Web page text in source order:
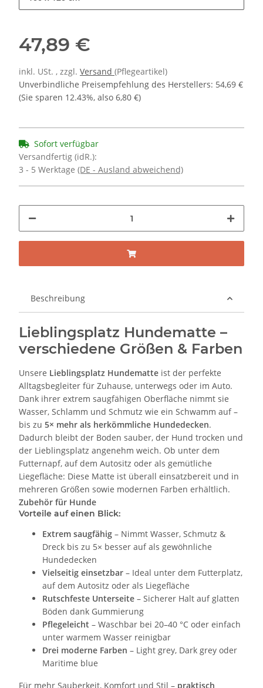
47,89 €
inkl. USt. , zzgl. Versand (Pflegeartikel)
Unverbindliche Preisempfehlung des Herstellers: 54,69 €
(Sie sparen 12.43%, also 6,80 €)
Sofort verfügbar
Versandfertig (idR.):
3 - 5 Werktage (DE - Ausland abweichend)
Beschreibung
Lieblingsplatz Hundematte –
verschiedene Größen & Farben
Unsere Lieblingsplatz Hundematte ist der perfekte
Alltagsbegleiter für Zuhause, unterwegs oder im Auto.
Dank ihrer extrem saugfähigen Oberfläche nimmt sie
Wasser, Schlamm und Schmutz wie ein Schwamm auf –
bis zu 5× mehr als herkömmliche Hundedecken.
Dadurch bleibt der Boden sauber, der Hund trocken und
der Lieblingsplatz angenehm weich. Ob unter dem
Futternapf, auf dem Autositz oder als gemütliche
Liegefläche: Diese Matte ist überall einsatzbereit und in
mehreren Größen sowie modernen Farben erhältlich.
Zubehör für Hunde
Vorteile auf einen Blick:
Extrem saugfähig – Nimmt Wasser, Schmutz &
Dreck bis zu 5× besser auf als gewöhnliche
Hundedecken
Vielseitig einsetzbar – Ideal unter dem Futterplatz,
auf dem Autositz oder als Liegefläche
Rutschfeste Unterseite – Sicherer Halt auf glatten
Böden dank Gummierung
Pflegeleicht – Waschbar bei 20–40 °C oder einfach
unter warmem Wasser reinigbar
Drei moderne Farben – Light grey, Dark grey oder
Maritime blue
Für mehr Sauberkeit, Komfort und Stil – praktisch,